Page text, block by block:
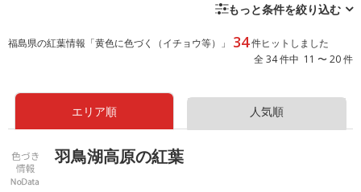
もっと条件を絞り込む
福島県の紅葉情報「黄色に色づく（イチョウ等）」 34件ヒットしました
全 34 件中 11 〜 20 件
エリア順 人気順
羽鳥湖高原の紅葉